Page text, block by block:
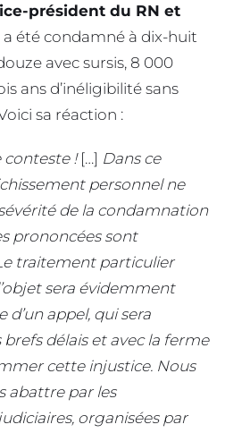
président du RN et
a été condamné à dix-huit
avec sursis, 8 000
ans d’inéligibilité sans
sa réaction :
conteste ! […] Dans ce
personnel ne
de la condamnation
prononcées sont
traitement particulier
sera évidemment
d’un appel, qui sera
délais et avec la ferme
cette injustice. Nous
abattre par les
organisées par